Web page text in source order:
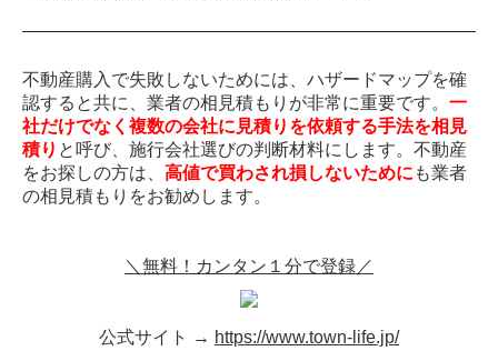
不動産購入で失敗しないためには、ハザードマップを確
認すると共に、業者の相見積もりが非常に重要です。 一
社だけでなく複数の会社に見積りを依頼する手法を相見
積り と呼び、施行会社選びの判断材料にします。不動産
をお探しの方は、 高値で買わされ損しないために も業者
の相見積もりをお勧めします。
＼無料！カンタン１分で登録／
公式サイト → https://www.town-life.jp/